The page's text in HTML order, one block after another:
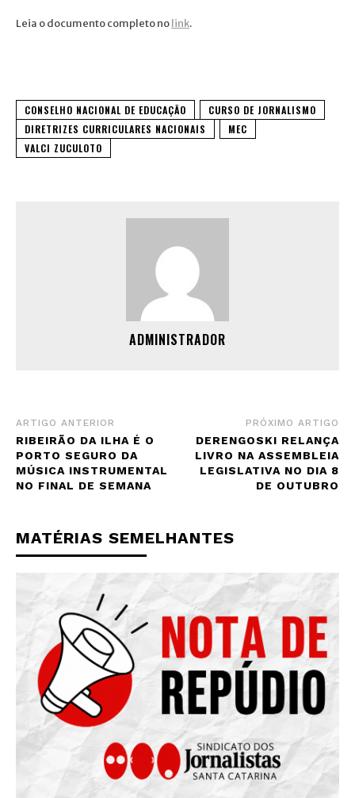
Leia o documento completo nolink.
CONSELHO NACIONAL DE EDUCAÇÃO
CURSO DE JORNALISMO
DIRETRIZES CURRICULARES NACIONAIS
MEC
VALCI ZUCULOTO
ADMINISTRADOR
ARTIGO ANTERIOR
RIBEIRÃO DA ILHA É O
PORTO SEGURO DA
MÚSICA INSTRUMENTAL
NO FINAL DE SEMANA
PRÓXIMO ARTIGO
DERENGOSKI RELANÇA
LIVRO NA ASSEMBLEIA
LEGISLATIVA NO DIA 8
DE OUTUBRO
MATÉRIAS SEMELHANTES